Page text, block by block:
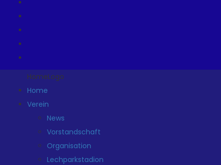
HomeLogo
Home
Verein
News
Vorstandschaft
Organisation
Lechparkstadion